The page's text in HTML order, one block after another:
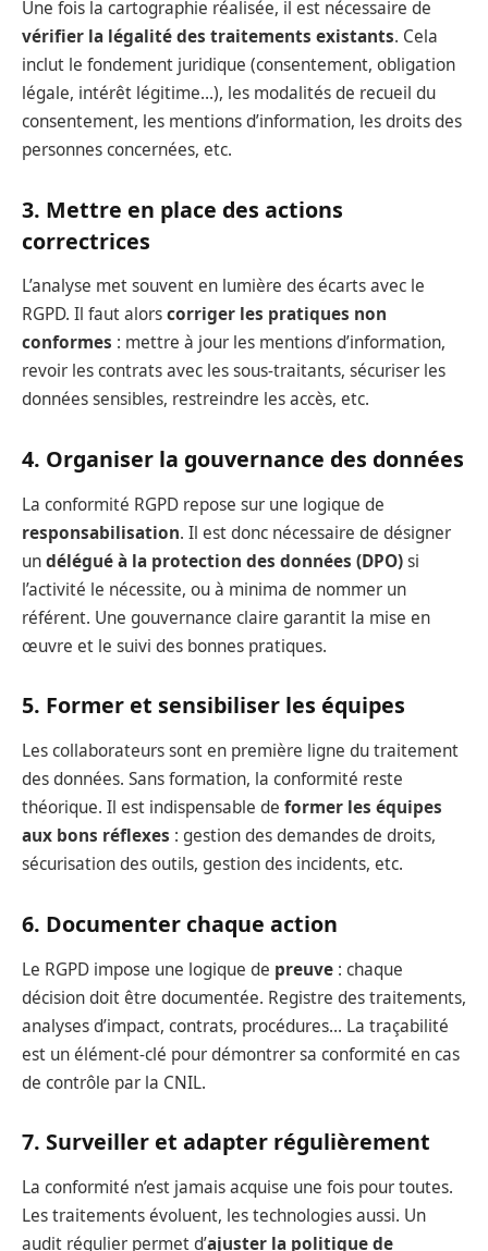
Une fois la cartographie réalisée, il est nécessaire de
vérifier la légalité des traitements existants. Cela
inclut le fondement juridique (consentement, obligation
légale, intérêt légitime…), les modalités de recueil du
consentement, les mentions d’information, les droits des
personnes concernées, etc.
3. Mettre en place des actions
correctrices
L’analyse met souvent en lumière des écarts avec le
RGPD. Il faut alorscorriger les pratiques non
conformes : mettre à jour les mentions d’information,
revoir les contrats avec les sous-traitants, sécuriser les
données sensibles, restreindre les accès, etc.
4. Organiser la gouvernance des données
La conformité RGPD repose sur une logique de
responsabilisation. Il est donc nécessaire de désigner
undélégué à la protection des données (DPO)si
l’activité le nécessite, ou à minima de nommer un
référent. Une gouvernance claire garantit la mise en
œuvre et le suivi des bonnes pratiques.
5. Former et sensibiliser les équipes
Les collaborateurs sont en première ligne du traitement
des données. Sans formation, la conformité reste
théorique. Il est indispensable de former les équipes
aux bons réflexes : gestion des demandes de droits,
sécurisation des outils, gestion des incidents, etc.
6. Documenter chaque action
Le RGPD impose une logique de preuve : chaque
décision doit être documentée. Registre des traitements,
analyses d’impact, contrats, procédures… La traçabilité
est un élément-clé pour démontrer sa conformité en cas
de contrôle par la CNIL.
7. Surveiller et adapter régulièrement
La conformité n’est jamais acquise une fois pour toutes.
Les traitements évoluent, les technologies aussi. Un
audit régulier permet d’ajuster la politique de